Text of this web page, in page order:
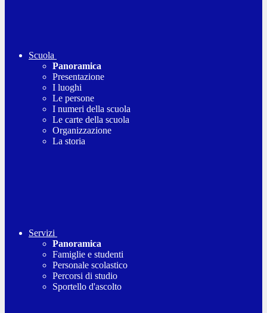
Scuola
Panoramica
Presentazione
I luoghi
Le persone
I numeri della scuola
Le carte della scuola
Organizzazione
La storia
Servizi
Panoramica
Famiglie e studenti
Personale scolastico
Percorsi di studio
Sportello d'ascolto